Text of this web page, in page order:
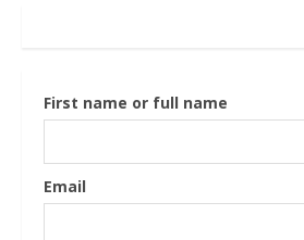
First name or full name
Email